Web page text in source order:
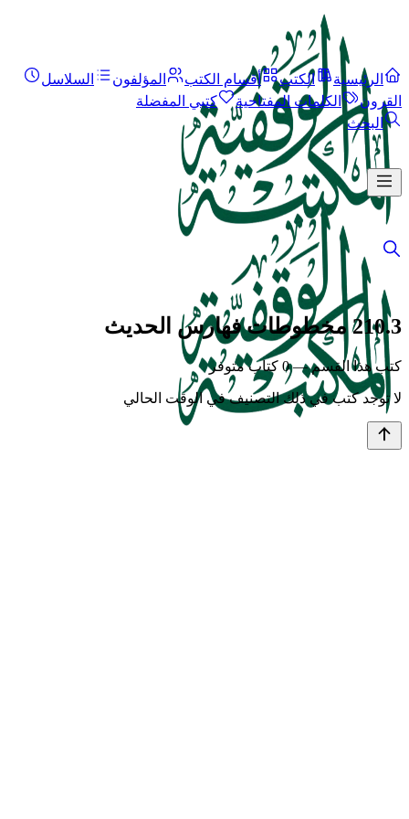
الرئيسية الكتب أقسام الكتب المؤلفون
السلاسل
القرون
الكلمات المفتاحية
كتبي المفضلة
البحث
210.3 مخطوطات فهارس الحديث
كتب هذا القسم — 0 كتاب متوفر
لا توجد كتب في ذلك التصنيف في الوقت الحالي